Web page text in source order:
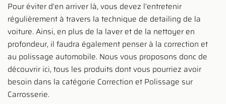
Pour éviter d’en arriver là, vous devez l’entretenir
régulièrement à travers la technique de detailing de la
voiture. Ainsi, en plus de la laver et de la nettoyer en
profondeur, il faudra également penser à la correction et
au polissage automobile. Nous vous proposons donc de
découvrir ici, tous les produits dont vous pourriez avoir
besoin dans la catégorie Correction et Polissage sur
Carrosserie.